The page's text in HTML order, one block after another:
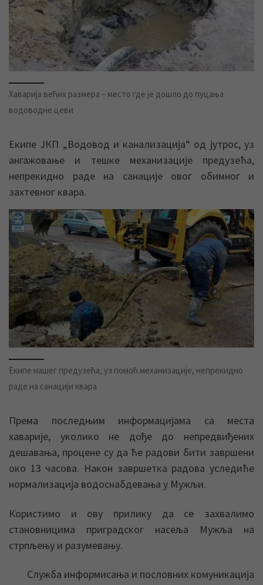
Хаварија већих размера – место где је дошло до пуцања
водоводне цеви
Екипе ЈКП „Водовод и канализација“ од јутрос, уз
ангажовање и тешке механизације предузећа,
непрекидно раде на санације овог обимног и
захтевног квара.
Екипе нашег предузећа, уз помоћ механизације, непрекидно
раде на санацији квара
Према последњим информацијама са места
хаварије, уколико не дође до непредвиђених
дешавања, процене су да ће радови бити завршени
око 13 часова. Након завршетка радова уследиће
нормализација водоснабдевања у Мужљи.
Користимо и ову прилику да се захвалимо
становницима приградског насеља Мужља на
стрпљењу и разумевању.
Служба информисања и пословних комуникација